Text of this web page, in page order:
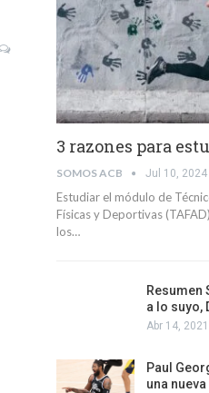
3 razones para
SOMOS ACB Jul 10, 2024
Estudiar el módulo de
Físicas y Deportivas
los…
Resumen
a lo suyo,
Abr 14, 2021
Paul
una